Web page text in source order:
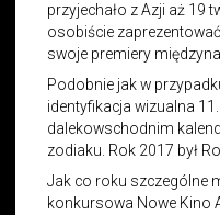
przyjechało z Azji aż 19
osobiście
swoje premiery
Podobnie jak w
identyfikacja wizualna
dalekowschodnim
zodiaku. Rok 2017 był
Jak co roku szczególne
konkursowa Nowe Kino